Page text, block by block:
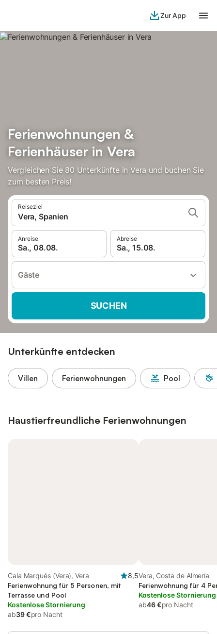
Zur App
Ferienwohnungen &
Ferienhäuser in Vera
Vergleichen Sie 80 Unterkünfte in Vera und buchen Sie
zum besten Preis!
Reiseziel
Vera, Spanien
Anreise
Sa., 08.08.
Abreise
Sa., 15.08.
Gäste
SUCHEN
Unterkünfte entdecken
Villen Ferienwohnungen Pool
Haustierfreundliche Ferienwohnungen
Cala Marqués (Vera), Vera
8,5
Ferienwohnung für 5 Personen, mit
Terrasse und Pool
Kostenlose Stornierung
ab39 €pro Nacht
Vera, Costa de Almería
Ferienwohnung für 4
Kostenlose Stornierung
ab46 €pro Nacht